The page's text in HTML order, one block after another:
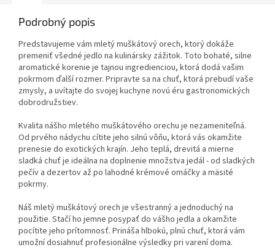
Podrobný popis
Predstavujeme vám mletý muškátový orech, ktorý dokáže
premeniť všedné jedlo na kulinársky zážitok. Toto bohaté, silne
aromatické korenie je tajnou ingredienciou, ktorá dodá vašim
pokrmom ďalší rozmer. Pripravte sa na chuť, ktorá prebudí vaše
zmysly, a uvítajte do svojej kuchyne novú éru gastronomických
dobrodružstiev.
Kvalita nášho mletého muškátového orechu je nezameniteľná.
Od prvého nádychu cítite jeho silnú vôňu, ktorá vás okamžite
prenesie do exotických krajín. Jeho teplá, drevitá a mierne
sladká chuť je ideálna na doplnenie množstva jedál - od sladkých
pečív a dezertov až po lahodné krémové omáčky a mäsité
pokrmy.
Náš mletý muškátový orech je všestranný a jednoduchý na
použitie. Stačí ho jemne posypať do vášho jedla a okamžite
pocítite jeho prítomnosť. Prináša hlbokú, plnú chuť, ktorá vám
umožní dosiahnuť profesionálne výsledky pri varení doma.